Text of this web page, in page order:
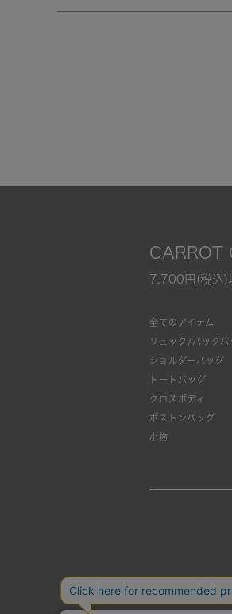
CARROT
7,700円(税込)
全てのアイテム
リュック/バックパ
ショルダーバッグ
トートバッグ
クロスボディ
ボストンバッグ
小物